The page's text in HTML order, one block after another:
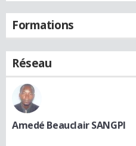
Formations
Réseau
Amedé Beauclair SANGPI